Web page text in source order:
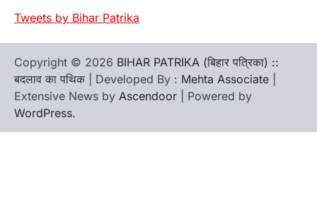
Tweets by Bihar Patrika
Copyright © 2026 BIHAR PATRIKA (बिहार पत्रिका) ::
बदलाव का पथिक | Developed By : Mehta Associate
Extensive News by Ascendoor | Powered by
WordPress.